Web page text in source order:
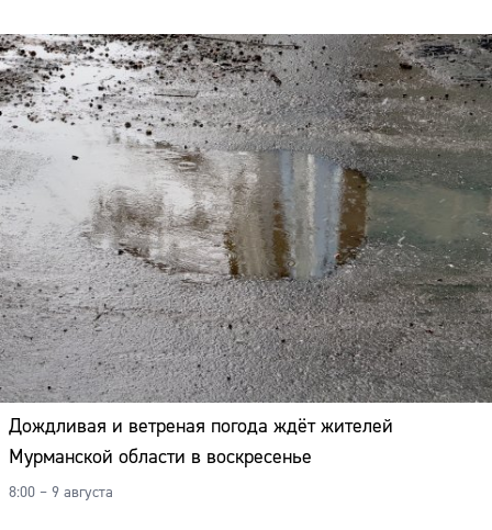
Дождливая и ветреная погода ждёт жителей
Мурманской области в воскресенье
8:00 – 9 августа